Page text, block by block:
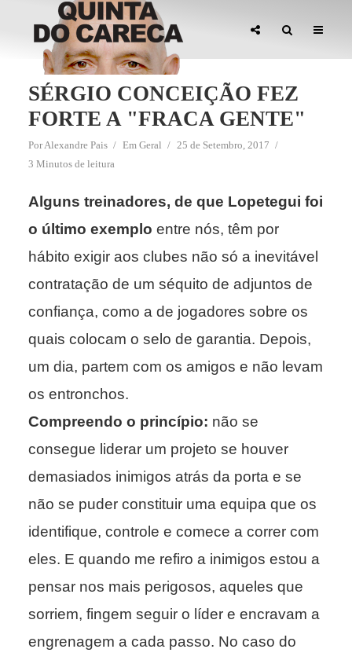
SÉRGIO CONCEIÇÃO FEZ
FORTE A "FRACA GENTE"
PorAlexandre Pais Em Geral
25 de Setembro, 2017
3 Minutos de leitura
Alguns treinadores, de que Lopetegui foi
o último exemplo entre nós, têm por
hábito exigir aos clubes não só a inevitável
contratação de um séquito de adjuntos de
confiança, como a de jogadores sobre os
quais colocam o selo de garantia. Depois,
um dia, partem com os amigos e não levam
os entronchos.
Compreendo o princípio: não se
consegue liderar um projeto se houver
demasiados inimigos atrás da porta e se
não se puder constituir uma equipa que os
identifique, controle e comece a correr com
eles. E quando me refiro a inimigos estou a
pensar nos mais perigosos, aqueles que
sorriem, fingem seguir o líder e encravam a
engrenagem a cada passo. No caso do